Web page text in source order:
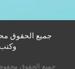
جميع الحقوق
وكتبPDF - موقع تحميل كتب PDF
جميع الحقوق